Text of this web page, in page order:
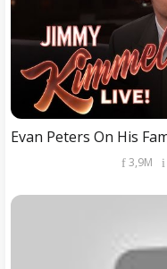
Evan Peters On His
3,9M